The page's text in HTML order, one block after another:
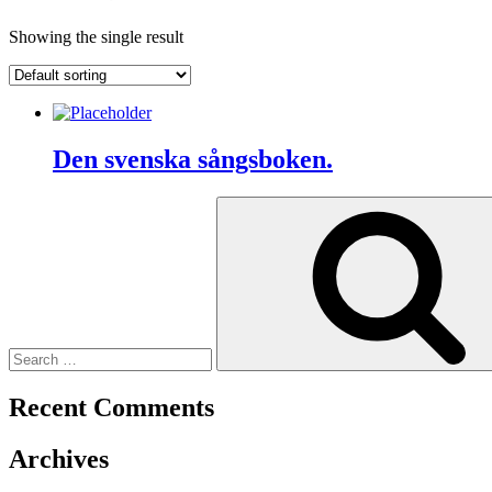
Showing the single result
Den svenska sångsboken.
Recent Comments
Archives